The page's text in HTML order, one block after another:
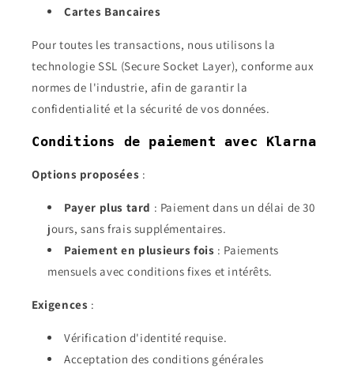
Cartes Bancaires
Pour toutes les transactions, nous utilisons la
technologie SSL (Secure Socket Layer), conforme aux
normes de l'industrie, afin de garantir la
confidentialité et la sécurité de vos données.
Conditions de paiement avec Klarna
Options proposées :
Payer plus tard : Paiement dans un délai de 30
jours, sans frais supplémentaires.
Paiement en plusieurs fois : Paiements
mensuels avec conditions fixes et intérêts.
Exigences :
Vérification d'identité requise.
Acceptation des conditions générales